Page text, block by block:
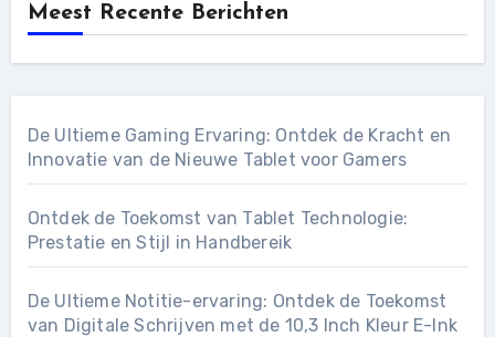
Meest Recente Berichten
De Ultieme Gaming Ervaring: Ontdek de Kracht en
Innovatie van de Nieuwe Tablet voor Gamers
Ontdek de Toekomst van Tablet Technologie:
Prestatie en Stijl in Handbereik
De Ultieme Notitie-ervaring: Ontdek de Toekomst
van Digitale Schrijven met de 10,3 Inch Kleur E-Ink